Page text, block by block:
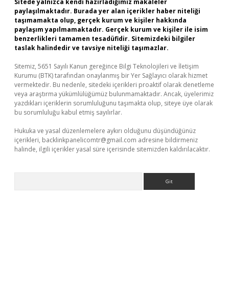
Sitede yalnızca kendi hazırladığımız makaleler
paylaşılmaktadır. Burada yer alan içerikler haber niteliği
taşımamakta olup, gerçek kurum ve kişiler hakkında
paylaşım yapılmamaktadır. Gerçek kurum ve kişiler ile isim
benzerlikleri tamamen tesadüfidir. Sitemizdeki bilgiler
taslak halindedir ve tavsiye niteliği taşımazlar.
Sitemiz, 5651 Sayılı Kanun gereğince Bilgi Teknolojileri ve İletişim
Kurumu (BTK) tarafından onaylanmış bir Yer Sağlayıcı olarak hizmet
vermektedir. Bu nedenle, sitedeki içerikleri proaktif olarak denetleme
veya araştırma yükümlülüğümüz bulunmamaktadır. Ancak, üyelerimiz
yazdıkları içeriklerin sorumluluğunu taşımakta olup, siteye üye olarak
bu sorumluluğu kabul etmiş sayılırlar.
Hukuka ve yasal düzenlemelere aykırı olduğunu düşündüğünüz
içerikleri, backlinkpanelicomtr@gmail.com adresine bildirmeniz
halinde, ilgili içerikler yasal süre içerisinde sitemizden kaldırılacaktır.